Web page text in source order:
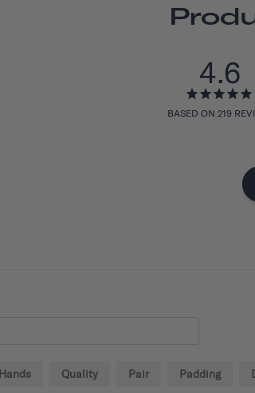
4.6
BASED ON 219
Hands Quality Pair Padding